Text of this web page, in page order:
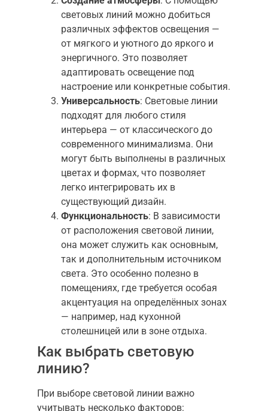
световых линий можно добиться
различных эффектов освещения —
от мягкого и уютного до яркого и
энергичного. Это позволяет
адаптировать освещение под
настроение или конкретные события.
Универсальность: Световые линии
подходят для любого стиля
интерьера — от классического до
современного минимализма. Они
могут быть выполнены в различных
цветах и формах, что позволяет
легко интегрировать их в
существующий дизайн.
Функциональность: В зависимости
от расположения световой линии,
она может служить как основным,
так и дополнительным источником
света. Это особенно полезно в
помещениях, где требуется особая
акцентуация на определённых зонах
— например, над кухонной
столешницей или в зоне отдыха.
Как выбрать световую
линию?
При выборе световой линии важно
учитывать несколько факторов: